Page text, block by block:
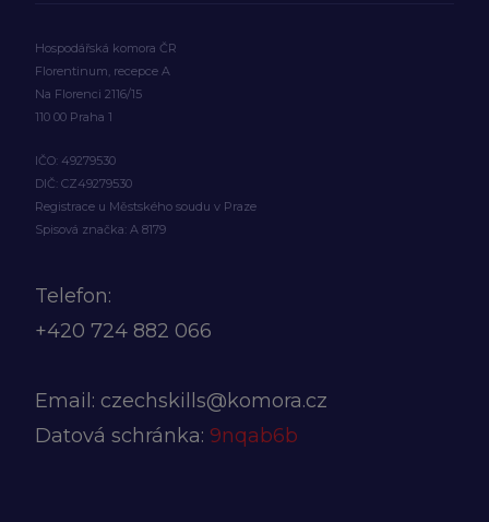
Hospodářská komora ČR
Florentinum, recepce A
Na Florenci 2116/15
110 00 Praha 1
IČO: 49279530
DIČ: CZ49279530
Registrace u Městského soudu v Praze
Spisová značka: A 8179
Telefon:
+420 724 882 066
Email: czechskills@komora.cz
Datová schránka: 9nqab6b